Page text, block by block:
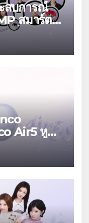
สบการณ์
สมาร์ต
ใน
5G
ายนนี้
Air5 หูฟัง
อมระบบ
หมือนไม่ได้